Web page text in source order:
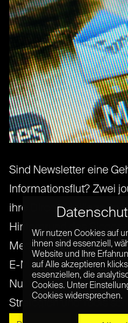
Sind Newsletter eine
Informationsflut? Zwei
ihre Direct-Mailings im
Hintergrund des
Messenger-Dienste
E-Mail diskutiert.
Nutzer eifrig darum,
Strategien und Tools
Wir nutzen Cookies auf
ihnen sind essenziell,
Website und Ihre
auf Alle akzeptieren
essenziellen, die
Cookies. Unter
Cookies widersprechen.